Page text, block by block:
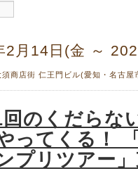
月14日(金 ～
須商店街 仁王門ビル(愛知・名古屋
のくだらな
ってくる！
プリツアー